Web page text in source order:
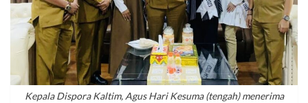
Kepala Dispora Kaltim, Agus Hari Kesuma (tengah) menerima